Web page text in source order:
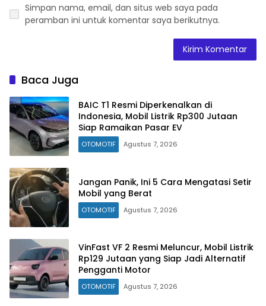
Simpan nama, email, dan situs web saya pada
peramban ini untuk komentar saya berikutnya.
Baca Juga
BAIC T1 Resmi Diperkenalkan di
Indonesia, Mobil Listrik Rp300 Jutaan
Siap Ramaikan Pasar EV
OTOMOTIF Agustus 7, 2026
Jangan Panik, Ini 5 Cara Mengatasi Setir
Mobil yang Berat
OTOMOTIF Agustus 7, 2026
VinFast VF 2 Resmi Meluncur, Mobil Listrik
Rp129 Jutaan yang Siap Jadi Alternatif
Pengganti Motor
OTOMOTIF Agustus 7, 2026